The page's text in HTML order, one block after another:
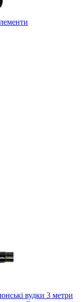
вудки 3 метри